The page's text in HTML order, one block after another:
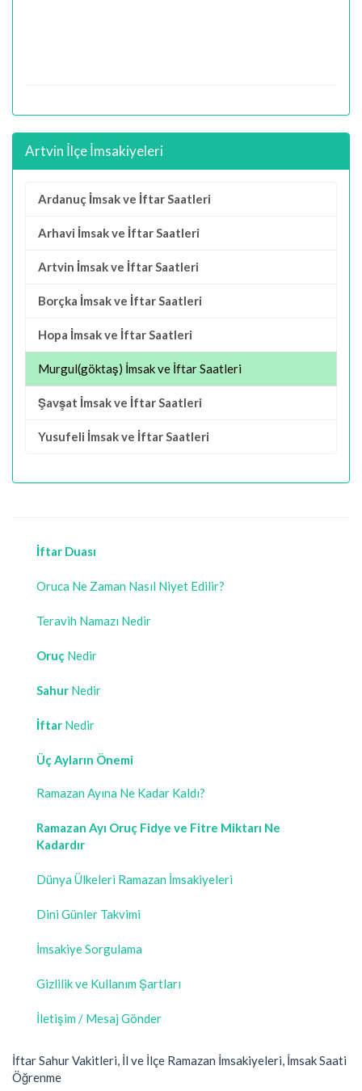
Artvin İlçe İmsakiyeleri
Ardanuç İmsak ve İftar Saatleri
Arhavi İmsak ve İftar Saatleri
Artvin İmsak ve İftar Saatleri
Borçka İmsak ve İftar Saatleri
Hopa İmsak ve İftar Saatleri
Murgul(göktaş) İmsak ve İftar Saatleri
Şavşat İmsak ve İftar Saatleri
Yusufeli İmsak ve İftar Saatleri
İftar Duası
Oruca Ne Zaman Nasıl Niyet Edilir?
Teravih Namazı Nedir
Oruç Nedir
Sahur Nedir
İftar Nedir
Üç Ayların Önemi
Ramazan Ayına Ne Kadar Kaldı?
Ramazan Ayı Oruç Fidye ve Fitre Miktarı Ne
Kadardır
Dünya Ülkeleri Ramazan İmsakiyeleri
Dini Günler Takvimi
İmsakiye Sorgulama
Gizlilik ve Kullanım Şartları
İletişim / Mesaj Gönder
İftar Sahur Vakitleri, İl ve İlçe Ramazan İmsakiyeleri, İmsak Saati
Öğrenme